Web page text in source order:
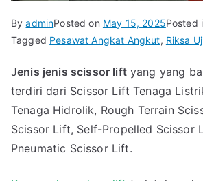
ByadminPosted on May 15, 2025Posted
Tagged Pesawat Angkat Angkut, Riksa
Jenis jenis scissor liftyang yang
terdiri dari Scissor Lift Tenaga
Tenaga Hidrolik, Rough Terrain
Scissor Lift, Self-Propelled Scissor
Pneumatic Scissor Lift.